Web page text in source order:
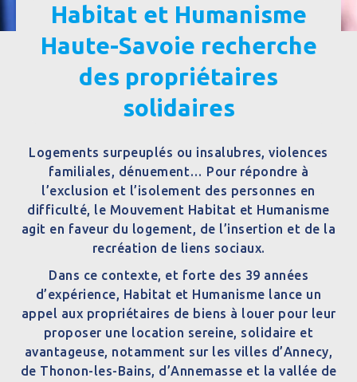
Habitat et Humanisme
Haute-Savoie recherche
des propriétaires
solidaires
Logements surpeuplés ou insalubres, violences
familiales, dénuement… Pour répondre à
l’exclusion et l’isolement des personnes en
difficulté, le Mouvement Habitat et Humanisme
agit en faveur du logement, de l’insertion et de la
recréation de liens sociaux.
Dans ce contexte, et forte des 39 années
d’expérience, Habitat et Humanisme lance un
appel aux propriétaires de biens à louer pour leur
proposer une location sereine, solidaire et
avantageuse, notamment sur les villes d’Annecy,
de Thonon-les-Bains, d’Annemasse et la vallée de